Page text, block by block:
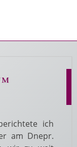
ich
am Dnepr.